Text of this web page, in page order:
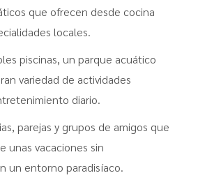
que ofrecen desde cocina
locales.
piscinas, un parque acuático
variedad de actividades
diario.
parejas y grupos de amigos que
unas vacaciones sin
un entorno paradisíaco.